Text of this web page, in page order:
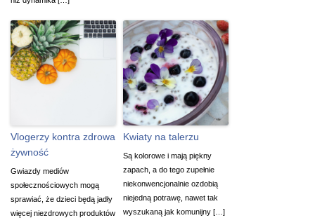
Vlogerzy kontra zdrowa
żywność
Gwiazdy mediów
społecznościowych mogą
sprawiać, że dzieci będą jadły
więcej niezdrowych produktów
Kwiaty na talerzu
Są kolorowe i mają piękny
zapach, a do tego zupełnie
niekonwencjonalnie ozdobią
niejedną potrawę, nawet tak
wyszukaną jak komunijny […]